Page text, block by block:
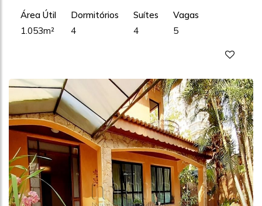
Área Útil
1.053m²
Dormitórios
4
Suítes
4
Vagas
5